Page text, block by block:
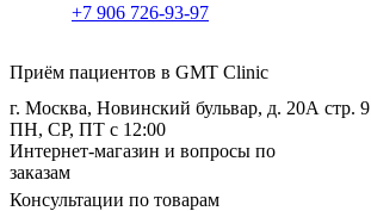
+7 906 726-93-97
Приём пациентов в GMT Clinic
г. Москва, Новинский бульвар, д. 20А стр. 9
ПН, СР, ПТ с 12:00
Интернет-магазин и вопросы по
заказам
Консультации по товарам